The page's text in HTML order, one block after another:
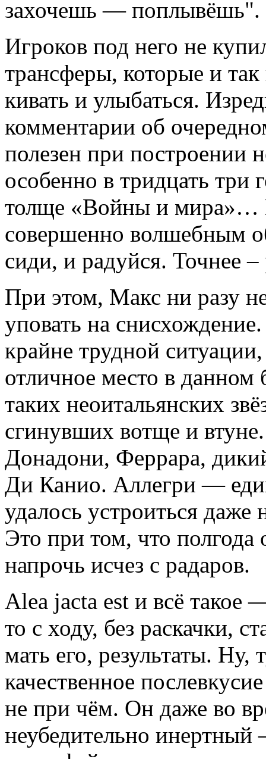
захочешь — поплывёшь".
Игроков под него не
трансферы, которые и
кивать и улыбаться.
комментарии об
полезен при построении
особенно в тридцать три
толще «Войны и мира»…
совершенно волшебным
сиди, и радуйся. Точнее
При этом, Макс ни разу
уповать на
крайне трудной
отличное место в
таких неоитальянских
сгинувших вотще и
Донадони, Феррара,
Ди Канио. Аллегри —
удалось устроиться
Это при том, что полгода
напрочь исчез с радаров.
Alea jacta est и всё такое
то с ходу, без раскачки,
мать его, результаты. Ну,
качественное
не при чём. Он даже во
неубедительно инертный